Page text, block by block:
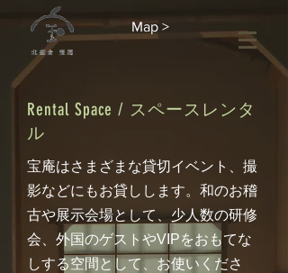
Map >
Rental Space / スペースレンタ
ル
宝庵はさまざまな貸切イベント、撮
影などにもお貸しします。和のお稽
古や展示会場として、少人数の研修
会、外国のゲストやVIPをおもてな
しする空間として、お使いくださ